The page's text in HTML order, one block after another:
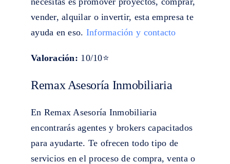
vender, alquilar o invertir, esta empresa te
ayuda en eso. Información y contacto
Valoración: 10/10⭐
Remax Asesoría Inmobiliaria
En Remax Asesoría Inmobiliaria
encontrarás agentes y brokers capacitados
para ayudarte. Te ofrecen todo tipo de
servicios en el proceso de compra, venta o